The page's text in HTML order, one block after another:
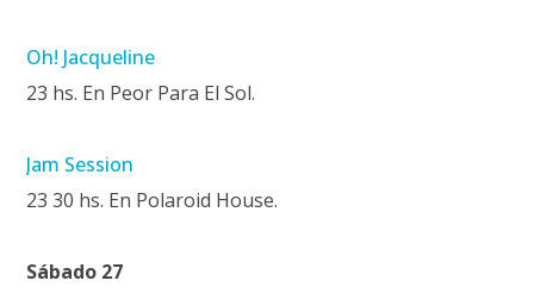
Oh! Jacqueline
23 hs. En Peor Para El Sol.
Jam Session
23 30 hs. En Polaroid House.
Sábado 27